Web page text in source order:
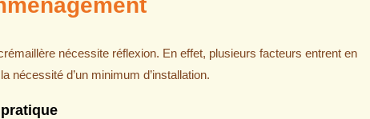
nécessite réflexion. En effet, plusieurs facteurs entrent en
nécessité d’un minimum d’installation.